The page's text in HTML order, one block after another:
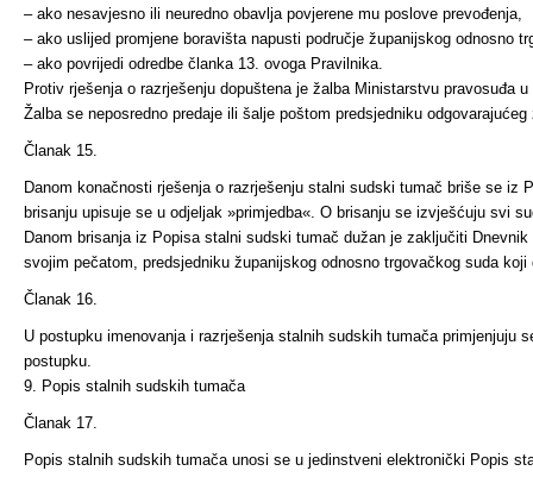
– ako nesavjesno ili neuredno obavlja povjerene mu poslove prevođenja,
– ako uslijed promjene boravišta napusti područje županijskog odnosno
– ako povrijedi odredbe članka 13. ovoga Pravilnika.
Protiv rješenja o razrješenju dopuštena je žalba Ministarstvu pravosuđa
Žalba se neposredno predaje ili šalje poštom predsjedniku
Članak 15.
Danom konačnosti rješenja o razrješenju stalni sudski tumač briše se iz
brisanju upisuje se u odjeljak »primjedba«. O brisanju se izvješćuju svi
Danom brisanja iz Popisa stalni sudski tumač dužan je zaključi­ti
svojim pečatom, predsjedniku županijskog odnosno trgovačkog suda
Članak 16.
U postupku imenovanja i razrješenja stalnih sudskih tumača primjenjuju
postupku.
9. Popis stalnih sudskih tumača
Članak 17.
Popis stalnih sudskih tumača unosi se u jedinstveni elektronički Popis